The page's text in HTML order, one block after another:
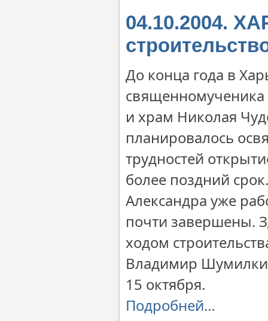
04.10.2004.
До конца года в
священномученика
и храм Николая
планировалось
трудностей
более поздний
Александра уже
почти завершены.
ходом
Владимир
15 октября.
Подробней…